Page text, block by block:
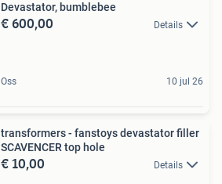
Devastator, bumblebee
€ 600,00 Details
Oss 10 jul 26
transformers - fanstoys devastator filler
SCAVENCER top hole
€ 10,00 Details